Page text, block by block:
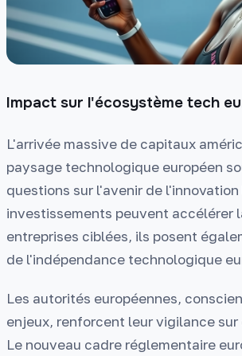
Impact sur l'écosystème tech
L'arrivée massive de capitaux
paysage technologique européen
questions sur l'avenir de l'innovation
investissements peuvent accélérer
entreprises ciblées, ils posent
de l'indépendance technologique
Les autorités européennes,
enjeux, renforcent leur vigilance
Le nouveau cadre réglementaire